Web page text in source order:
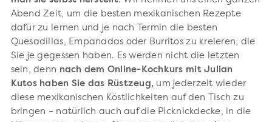
Abend Zeit, um die besten mexikanischen Rezepte
dafür zu lernen und je nach Termin die besten
Quesadillas, Empanadas oder Burritos zu kreieren, die
Sie je gegessen haben. Es werden nicht die letzten
sein, denn nach dem Online-Kochkurs mit Julian
Kutos haben Sie das Rüstzeug, um jederzeit wieder
diese mexikanischen Köstlichkeiten auf den Tisch zu
bringen – natürlich auch auf die Picknickdecke, in die